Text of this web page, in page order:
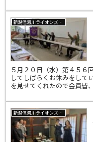
新潟信濃川ライオンズクラブ
５月２０日（水）第４５６
してしばらくお休みをして
を見せてくれたので会員皆
新潟信濃川ライオンズクラブ